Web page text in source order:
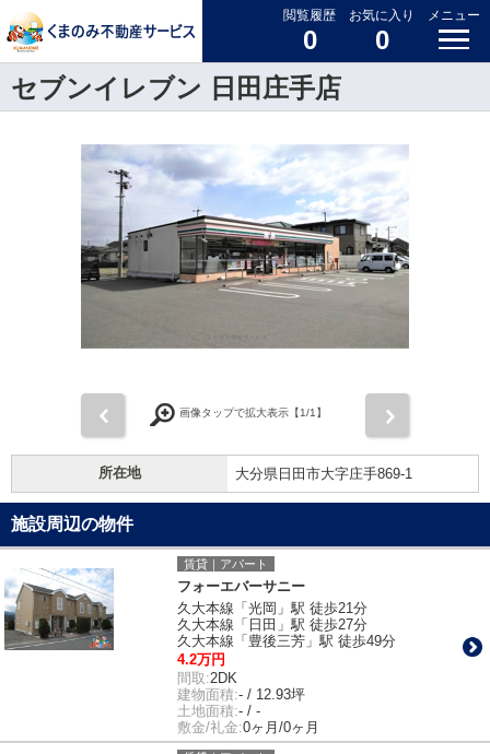
閲覧履歴
0
お気に入り
0
メニュー
セブンイレブン 日田庄手店
画像タップで拡大表示【1/1】
所在地 大分県日田市大字庄手869-1
施設周辺の物件
賃貸｜アパート
フォーエバーサニー
久大本線「光岡」駅 徒歩21分
久大本線「日田」駅 徒歩27分
久大本線「豊後三芳」駅 徒歩49分
4.2万円
間取:2DK
建物面積:- / 12.93坪
土地面積:- / -
敷金/礼金:0ヶ月/0ヶ月